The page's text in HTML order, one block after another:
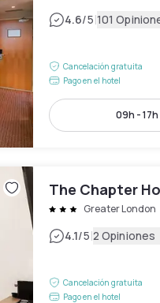
4.6/5|101
Cancelación gratuita
Pago en el hotel
09h - 17h
The Chapter
Greater London
4.1/5|2 Opiniones
Cancelación gratuita
Pago en el hotel